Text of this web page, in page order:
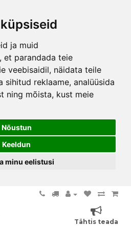
ja muid
et parandada teie
veebisaidil, näidata teile
sihitud reklaame, analüüsida
ning mõista, kust meie
Nõustun
Keeldun
minu eelistusi
Tähtis teada